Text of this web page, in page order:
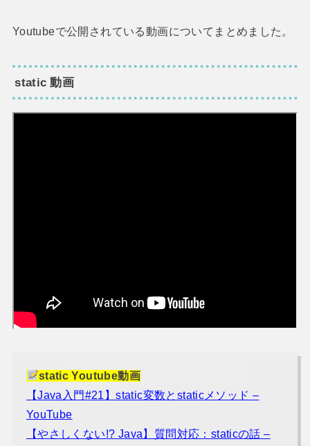
Youtubeで公開されている動画についてまとめました。
static 動画
static Youtube動画
【Java入門#21】static変数とstaticメソッド –
YouTube
【やさしくない!? Java】質問対応：staticの話 –